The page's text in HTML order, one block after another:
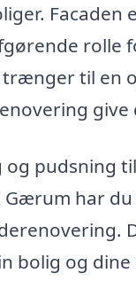
rolle
til en
pudsning
har
bolig og